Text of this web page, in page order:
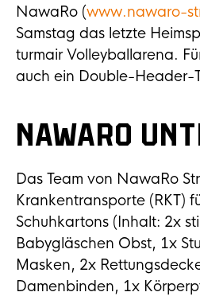
NawaRo (www.nawaro-
Samstag das letzte
turmair Volleyballarena.
auch ein Double-Header-
NawaRo
Das Team von NawaRo
Krankentransporte (RKT)
Schuhkartons (Inhalt: 2x
Babygläschen Obst, 1x
Masken, 2x
Damenbinden, 1x